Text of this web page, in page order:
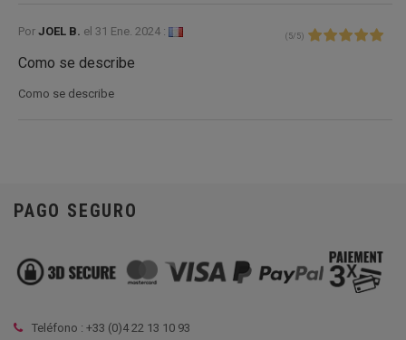
Por JOEL B. el 31 Ene. 2024 : ( 5/ 5)
Como se describe
Como se describe
PAGO SEGURO
Teléfono : +33 (0)4 22 13 10 93